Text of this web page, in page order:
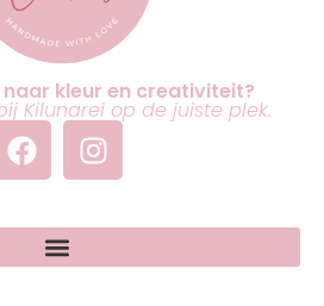
naar kleur en creativiteit?
Kilunarei op de juiste plek.